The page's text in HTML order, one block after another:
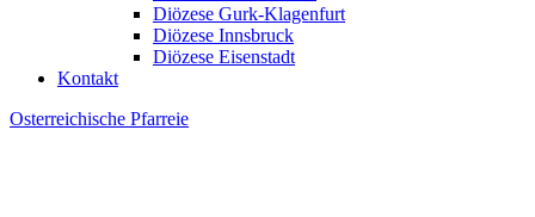
Diözese Gurk-Klagenfurt
Diözese Innsbruck
Diözese Eisenstadt
Kontakt
Osterreichische Pfarreie